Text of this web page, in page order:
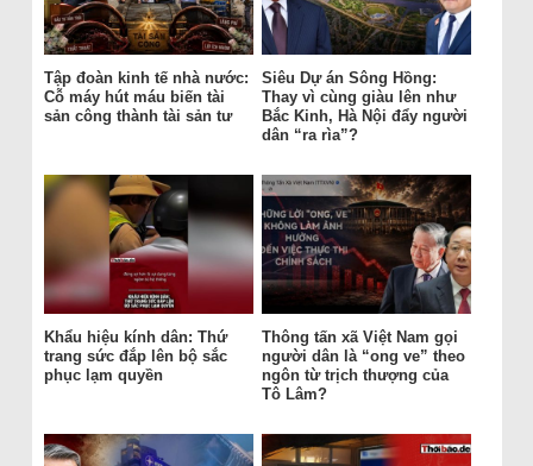
Tập đoàn kinh tế nhà nước:
Cỗ máy hút máu biến tài
sản công thành tài sản tư
Siêu Dự án Sông Hồng:
Thay vì cùng giàu lên như
Bắc Kinh, Hà Nội đẩy người
dân “ra rìa”?
Khẩu hiệu kính dân: Thứ
trang sức đắp lên bộ sắc
phục lạm quyền
Thông tấn xã Việt Nam gọi
người dân là “ong ve” theo
ngôn từ trịch thượng của
Tô Lâm?